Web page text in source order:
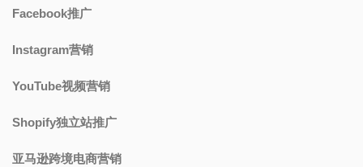
亚马逊跨境电商营销
FRIENDLY LINKS
邦阅网